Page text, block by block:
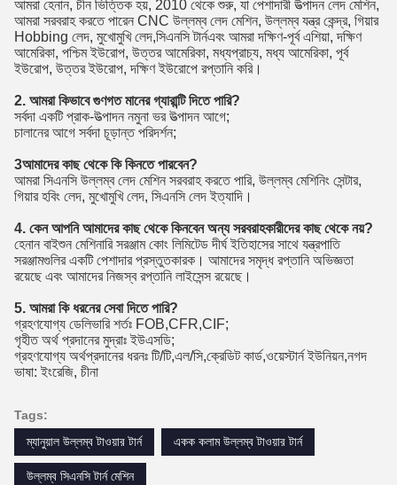
আমরা হেনান, চীন ভিত্তিক হয়, 2010 থেকে শুরু, যা পেশাদারী উত্পাদন লেদ মেশিন,
আমরা সরবরাহ করতে পারেন CNC উল্লম্ব লেদ মেশিন, উল্লম্ব যন্ত্র কেন্দ্র, গিয়ার
Hobbing লেদ, মুখোমুখি লেদ,সিএনসি টার্নএবং আমরা দক্ষিণ-পূর্ব এশিয়া, দক্ষিণ
আমেরিকা, পশ্চিম ইউরোপ, উত্তর আমেরিকা, মধ্যপ্রাচ্য, মধ্য আমেরিকা, পূর্ব
ইউরোপ, উত্তর ইউরোপ, দক্ষিণ ইউরোপে রপ্তানি করি।
2. আমরা কিভাবে গুণগত মানের গ্যারান্টি দিতে পারি?
সর্বদা একটি প্রাক-উত্পাদন নমুনা ভর উত্পাদন আগে;
চালানের আগে সর্বদা চূড়ান্ত পরিদর্শন;
3আমাদের কাছ থেকে কি কিনতে পারবেন?
আমরা সিএনসি উল্লম্ব লেদ মেশিন সরবরাহ করতে পারি, উল্লম্ব মেশিনিং সেন্টার,
গিয়ার হবিং লেদ, মুখোমুখি লেদ, সিএনসি লেদ ইত্যাদি।
4. কেন আপনি আমাদের কাছ থেকে কিনবেন অন্য সরবরাহকারীদের কাছ থেকে নয়?
হেনান বাইশুন মেশিনারি সরঞ্জাম কোং লিমিটেড দীর্ঘ ইতিহাসের সাথে যন্ত্রপাতি
সরঞ্জামগুলির একটি পেশাদার প্রস্তুতকারক। আমাদের সমৃদ্ধ রপ্তানি অভিজ্ঞতা
রয়েছে এবং আমাদের নিজস্ব রপ্তানি লাইসেন্স রয়েছে।
5. আমরা কি ধরনের সেবা দিতে পারি?
গ্রহণযোগ্য ডেলিভারি শর্তঃ FOB,CFR,CIF;
গৃহীত অর্থ প্রদানের মুদ্রাঃ ইউএসডি;
গ্রহণযোগ্য অর্থপ্রদানের ধরনঃ টি/টি,এল/সি,ক্রেডিট কার্ড,ওয়েস্টার্ন ইউনিয়ন,নগদ
ভাষা: ইংরেজি, চীনা
Tags:
ম্যানুয়াল উল্লম্ব টাওয়ার টার্ন
একক কলাম উল্লম্ব টাওয়ার টার্ন
উল্লম্ব সিএনসি টার্ন মেশিন